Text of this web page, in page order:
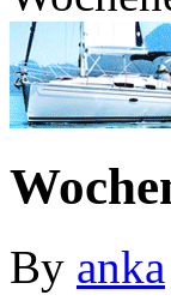
By anka